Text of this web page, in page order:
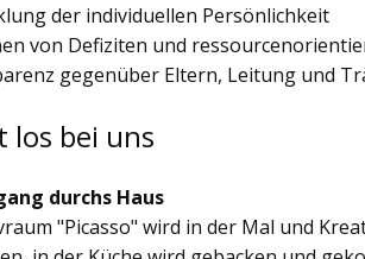
der individuellen Persönlichkeit
von Defiziten und
gegenüber Eltern, Leitung und
los bei uns
durchs Haus
"Picasso" wird in der Mal und